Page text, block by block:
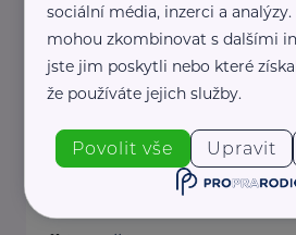
www.domovrokytnice.cz
+420 581 211 853
Domov pro seniory
příspěvková organizace
sociální média, inzerci a
mohou zkombinovat s dalšími
jste jim poskytli nebo které
že používáte jejich služby.
Povolit vše Upravit